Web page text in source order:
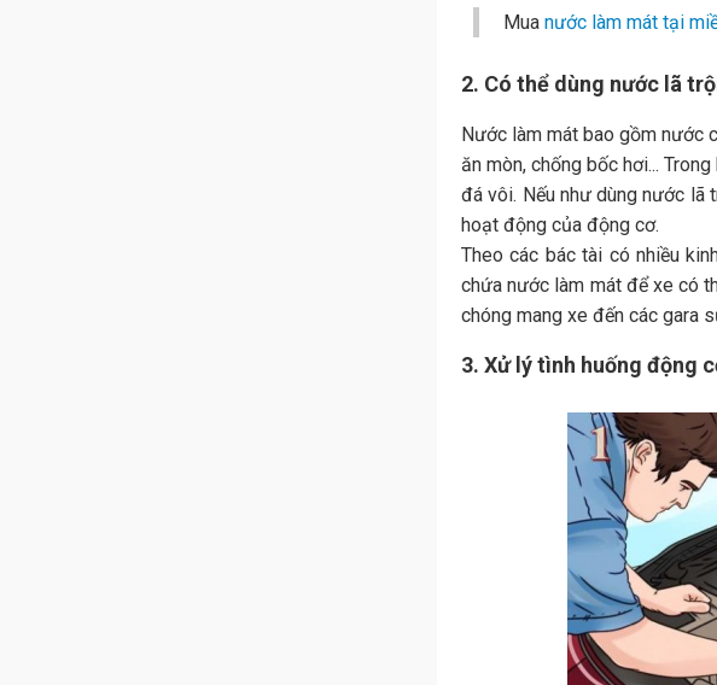
Mua nước làm mát tại
2. Có thể dùng nước lã
Nước làm mát bao gồm nước
ăn mòn, chống bốc hơi...
đá vôi. Nếu như dùng nước lã
hoạt động của động cơ.
Theo các bác tài có nhiều
chứa nước làm mát để xe có
chóng mang xe đến các gara
3. Xử lý tình huống động